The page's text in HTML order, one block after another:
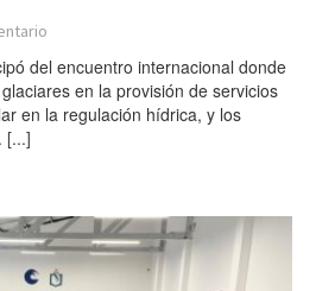
del encuentro internacional donde
en la provisión de servicios
en la regulación hídrica, y los
[...]